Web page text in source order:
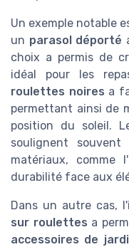
Un exemple notable
un parasol déporté
choix a permis de
idéal pour les
roulettes noires a
permettant ainsi de
position du soleil.
soulignent
matériaux, comme
durabilité face aux
Dans un autre cas,
sur roulettes a
accessoires de